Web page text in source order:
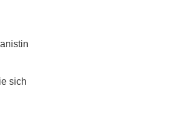
sich